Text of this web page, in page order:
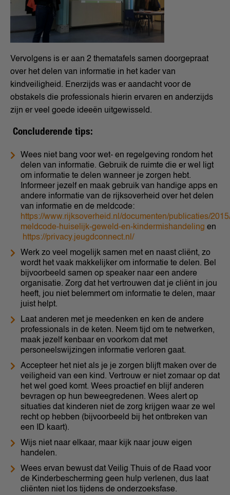
Vervolgens is er aan 2 thematafels samen doorgepraat
over het delen van informatie in het kader van
kindveiligheid. Enerzijds was er aandacht voor de
obstakels die professionals hierin ervaren en anderzijds
zijn er veel goede ideeën uitgewisseld.
Concluderende tips:
Wees niet bang voor wet- en regelgeving rondom het
delen van informatie. Gebruik de ruimte die er wel ligt
om informatie te delen wanneer je zorgen hebt.
Informeer jezelf en maak gebruik van handige apps en
andere informatie van de rijksoverheid over het delen
van informatie en de meldcode:
https://www.rijksoverheid.nl/documenten/publicaties/
meldcode-huiselijk-geweld-en-kindermishandeling en
https://privacy.jeugdconnect.nl/
Werk zo veel mogelijk samen met en naast cliënt, zo
wordt het vaak makkelijker om informatie te delen. Bel
bijvoorbeeld samen op speaker naar een andere
organisatie. Zorg dat het vertrouwen dat je cliënt in jou
heeft, jou niet belemmert om informatie te delen, maar
juist helpt.
Laat anderen met je meedenken en ken de andere
professionals in de keten. Neem tijd om te netwerken,
maak jezelf kenbaar en voorkom dat met
personeelswijzingen informatie verloren gaat.
Accepteer het niet als je je zorgen blijft maken over de
veiligheid van een kind. Vertrouw er niet zomaar op dat
het wel goed komt. Wees proactief en blijf anderen
bevragen op hun beweegredenen. Wees alert op
situaties dat kinderen niet de zorg krijgen waar ze wel
recht op hebben (bijvoorbeeld bij het ontbreken van
een ID kaart).
Wijs niet naar elkaar, maar kijk naar jouw eigen
handelen.
Wees ervan bewust dat Veilig Thuis of de Raad voor
de Kinderbescherming geen hulp verlenen, dus laat
cliënten niet los tijdens de onderzoeksfase.